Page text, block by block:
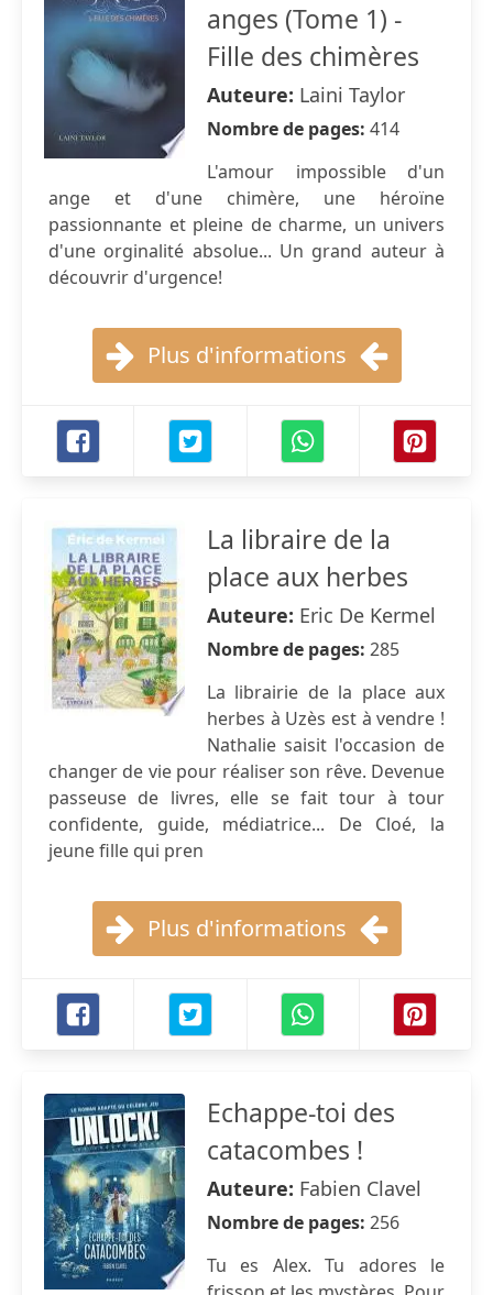
anges (Tome 1) -
Fille des chimères
Auteure: Laini Taylor
Nombre de pages: 414
L'amour impossible d'un
ange et d'une chimère, une héroïne
passionnante et pleine de charme, un univers
d'une orginalité absolue... Un grand auteur à
découvrir d'urgence!
Plus d'informations
La libraire de la
place aux herbes
Auteure: Eric De Kermel
Nombre de pages: 285
La librairie de la place aux
herbes à Uzès est à vendre !
Nathalie saisit l'occasion de
changer de vie pour réaliser son rêve. Devenue
passeuse de livres, elle se fait tour à tour
confidente, guide, médiatrice... De Cloé, la
jeune fille qui pren
Plus d'informations
Echappe-toi des
catacombes !
Auteure: Fabien Clavel
Nombre de pages: 256
Tu es Alex. Tu adores le